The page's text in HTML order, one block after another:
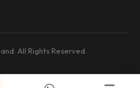
All Rights Reserved.